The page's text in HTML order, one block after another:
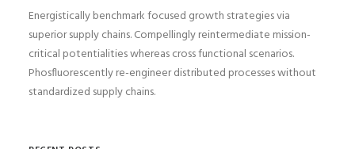
Energistically benchmark focused growth strategies via
superior supply chains. Compellingly reintermediate mission-
critical potentialities whereas cross functional scenarios.
Phosfluorescently re-engineer distributed processes without
standardized supply chains.